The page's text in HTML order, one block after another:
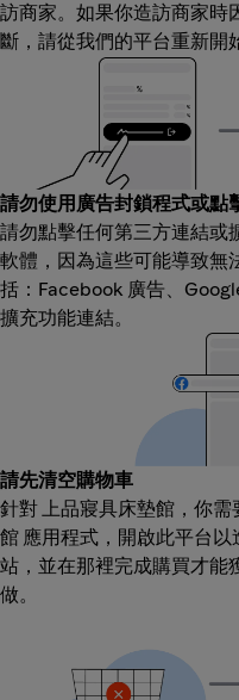
訪商家。如果你造訪商家時
斷，請從我們的平台重新開
請勿使用廣告封鎖程式或點
請勿點擊任何第三方連結或
軟體，因為這些可能導致無
括：Facebook 廣告、
擴充功能連結。
請先清空購物車
針對 上品寢具床墊館，你
館 應用程式，開啟此平台
站，並在那裡完成購買才能
做。